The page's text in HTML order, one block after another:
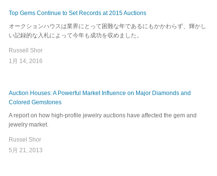
Top Gems Continue to Set Records at 2015 Auctions
オークションハウスは業界にとって困難な年であるにもかかわらず、輝かし
い記録的な入札によって今年も成功を収めました。
Russell Shor
1月 14, 2016
Auction Houses: A Powerful Market Influence on Major Diamonds and
Colored Gemstones
A report on how high-profile jewelry auctions have affected the gem and
jewelry market.
Russel Shor
5月 21, 2013